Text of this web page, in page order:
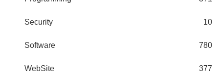
Security 10
Software 780
WebSite 377